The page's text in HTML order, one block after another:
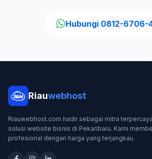
Hubungi 0812-6706-
Riauwebhost
Riauwebhost.com hadir sebagai mitra
solusi website bisnis di Pekanbaru. Kami
profesional dengan harga yang terjangkau.